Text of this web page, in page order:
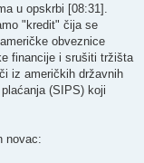
u opskrbi [08:31].
"kredit" čija se
obveznice
financije i srušiti tržišta
iz američkih državnih
(SIPS) koji
novac: